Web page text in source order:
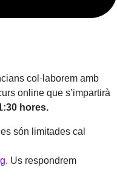
col·laborem amb
online que s’impartirà
hores.
són limitades cal
. Us respondrem